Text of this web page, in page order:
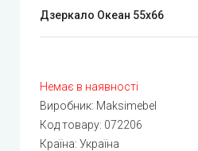
Дзеркало Океан 55х66
Немає в наявності
Виробник: Maksimebel
Код товару: 072206
Країна: Україна